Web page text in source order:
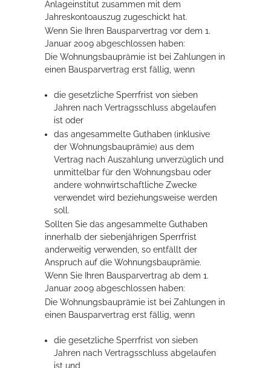
Anlageinstitut zusammen mit dem
Jahreskontoauszug zugeschickt hat.
Wenn Sie Ihren Bausparvertrag vor dem 1.
Januar 2009 abgeschlossen haben:
Die Wohnungsbauprämie ist bei Zahlungen in
einen Bausparvertrag erst fällig, wenn
die gesetzliche Sperrfrist von sieben
Jahren nach Vertragsschluss abgelaufen
ist oder
das angesammelte Guthaben (inklusive
der Wohnungsbauprämie) aus dem
Vertrag nach Auszahlung unverzüglich und
unmittelbar für den Wohnungsbau oder
andere wohnwirtschaftliche Zwecke
verwendet wird beziehungsweise werden
soll.
Sollten Sie das angesammelte Guthaben
innerhalb der siebenjährigen Sperrfrist
anderweitig verwenden, so entfällt der
Anspruch auf die Wohnungsbauprämie.
Wenn Sie Ihren Bausparvertrag ab dem 1.
Januar 2009 abgeschlossen haben:
Die Wohnungsbauprämie ist bei Zahlungen in
einen Bausparvertrag erst fällig, wenn
die gesetzliche Sperrfrist von sieben
Jahren nach Vertragsschluss abgelaufen
ist und